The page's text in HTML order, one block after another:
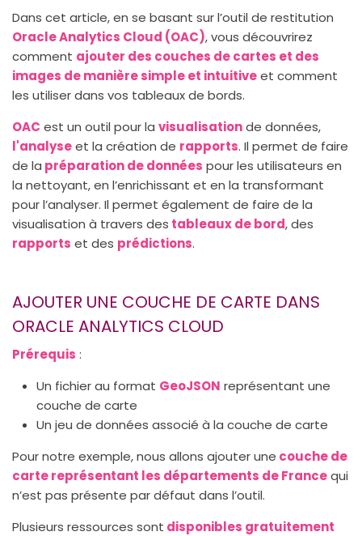
Dans cet article, en se basant sur l’outil de restitution
Oracle Analytics Cloud (OAC), vous découvrirez
comment ajouter des couches de cartes et des
images de manière simple et intuitiveet comment
les utiliser dans vos tableaux de bords.
OAC est un outil pour la visualisationde données,
l'analyseet la création de rapports. Il permet de faire
de la préparation de données pour les utilisateurs en
la nettoyant, en l’enrichissant et en la transformant
pour l’analyser. Il permet également de faire de la
visualisation à travers des tableaux de bord, des
rapports et des prédictions.
AJOUTER UNE COUCHE DE CARTE DANS
ORACLE ANALYTICS CLOUD
Prérequis :
Un fichier au format GeoJSON représentant une
couche de carte
Un jeu de données associé à la couche de carte
Pour notre exemple, nous allons ajouter une couche de
carte représentant les départements de Francequi
n’est pas présente par défaut dans l’outil.
Plusieurs ressources sont disponibles gratuitement